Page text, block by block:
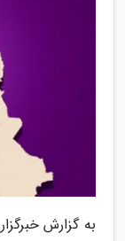
به گزارش